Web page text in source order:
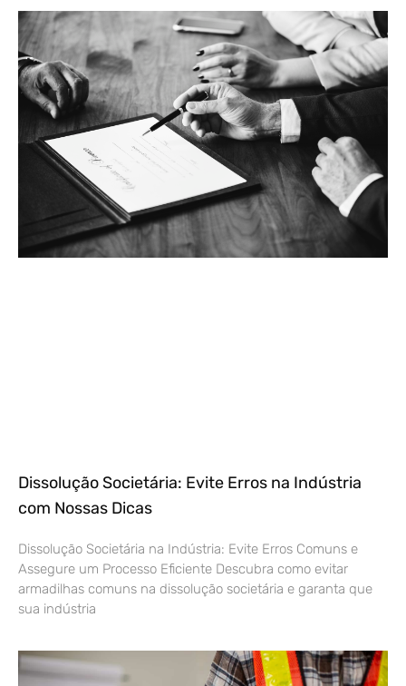
Dissolução Societária: Evite Erros na Indústria
com Nossas Dicas
Dissolução Societária na Indústria: Evite Erros Comuns e
Assegure um Processo Eficiente Descubra como evitar
armadilhas comuns na dissolução societária e garanta que
sua indústria